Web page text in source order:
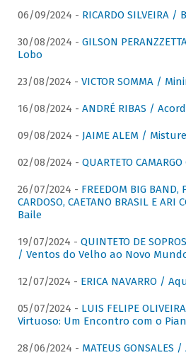
06/09/2024 - RICARDO SILVEIRA /
30/08/2024 - GILSON
Lobo
23/08/2024 - VICTOR SOMMA /
16/08/2024 - ANDRÉ RIBAS /
09/08/2024 - JAIME ALEM /
02/08/2024 - QUARTETO
26/07/2024 - FREEDOM BIG BAND,
CARDOSO, CAETANO BRASIL E ARI
Baile
19/07/2024 - QUINTETO DE
/ Ventos do Velho ao Novo
12/07/2024 - ERICA NAVARRO /
05/07/2024 - LUIS FELIPE
Virtuoso: Um Encontro com o
28/06/2024 - MATEUS GONSALES